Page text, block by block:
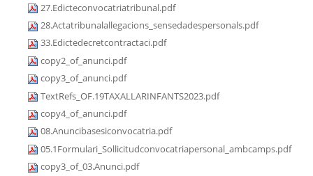
27.Edicteconvocatriatribunal.pdf
28.Actatribunalallegacions_sensedadespersonals.pdf
33.Edictedecretcontractaci.pdf
copy2_of_anunci.pdf
copy3_of_anunci.pdf
TextRefs_OF.19TAXALLARINFANTS2023.pdf
copy4_of_anunci.pdf
08.Anuncibasesiconvocatria.pdf
05.1Formulari_Sollicitudconvocatriapersonal_ambcamps.pdf
copy3_of_03.Anunci.pdf